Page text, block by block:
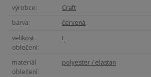
výrobce
Craft
barva
červená
velikost
oblečení
L
materiál
oblečení
polyester / elastan